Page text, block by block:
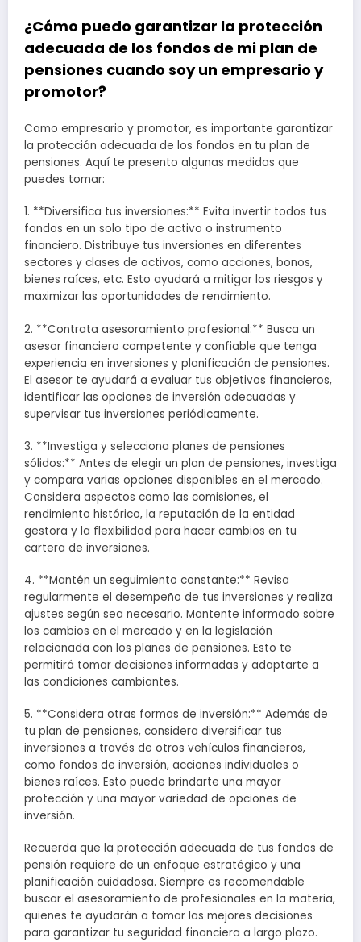
¿Cómo puedo garantizar la protección
adecuada de los fondos de mi plan de
pensiones cuando soy un empresario y
promotor?
Como empresario y promotor, es importante garantizar
la protección adecuada de los fondos en tu plan de
pensiones. Aquí te presento algunas medidas que
puedes tomar:
1. **Diversifica tus inversiones:** Evita invertir todos tus
fondos en un solo tipo de activo o instrumento
financiero. Distribuye tus inversiones en diferentes
sectores y clases de activos, como acciones, bonos,
bienes raíces, etc. Esto ayudará a mitigar los riesgos y
maximizar las oportunidades de rendimiento.
2. **Contrata asesoramiento profesional:** Busca un
asesor financiero competente y confiable que tenga
experiencia en inversiones y planificación de pensiones.
El asesor te ayudará a evaluar tus objetivos financieros,
identificar las opciones de inversión adecuadas y
supervisar tus inversiones periódicamente.
3. **Investiga y selecciona planes de pensiones
sólidos:** Antes de elegir un plan de pensiones, investiga
y compara varias opciones disponibles en el mercado.
Considera aspectos como las comisiones, el
rendimiento histórico, la reputación de la entidad
gestora y la flexibilidad para hacer cambios en tu
cartera de inversiones.
4. **Mantén un seguimiento constante:** Revisa
regularmente el desempeño de tus inversiones y realiza
ajustes según sea necesario. Mantente informado sobre
los cambios en el mercado y en la legislación
relacionada con los planes de pensiones. Esto te
permitirá tomar decisiones informadas y adaptarte a
las condiciones cambiantes.
5. **Considera otras formas de inversión:** Además de
tu plan de pensiones, considera diversificar tus
inversiones a través de otros vehículos financieros,
como fondos de inversión, acciones individuales o
bienes raíces. Esto puede brindarte una mayor
protección y una mayor variedad de opciones de
inversión.
Recuerda que la protección adecuada de tus fondos de
pensión requiere de un enfoque estratégico y una
planificación cuidadosa. Siempre es recomendable
buscar el asesoramiento de profesionales en la materia,
quienes te ayudarán a tomar las mejores decisiones
para garantizar tu seguridad financiera a largo plazo.